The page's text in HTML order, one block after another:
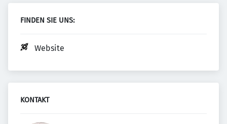
FINDEN SIE UNS:
Website
KONTAKT